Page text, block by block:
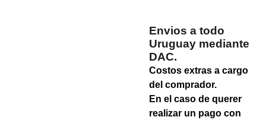
Envios a todo
Uruguay mediante
DAC.
Costos extras a cargo
del comprador.
En el caso de querer
realizar un pago con